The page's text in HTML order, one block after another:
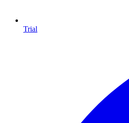
Trial